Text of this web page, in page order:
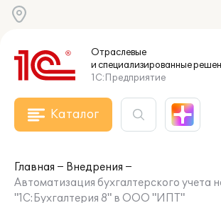
Отраслевые
и специализированные
1С:Предприятие
Каталог
Главная
Внедрения
Автоматизация бухгалтерского учета
"1С:Бухгалтерия 8" в ООО "ИПТ"